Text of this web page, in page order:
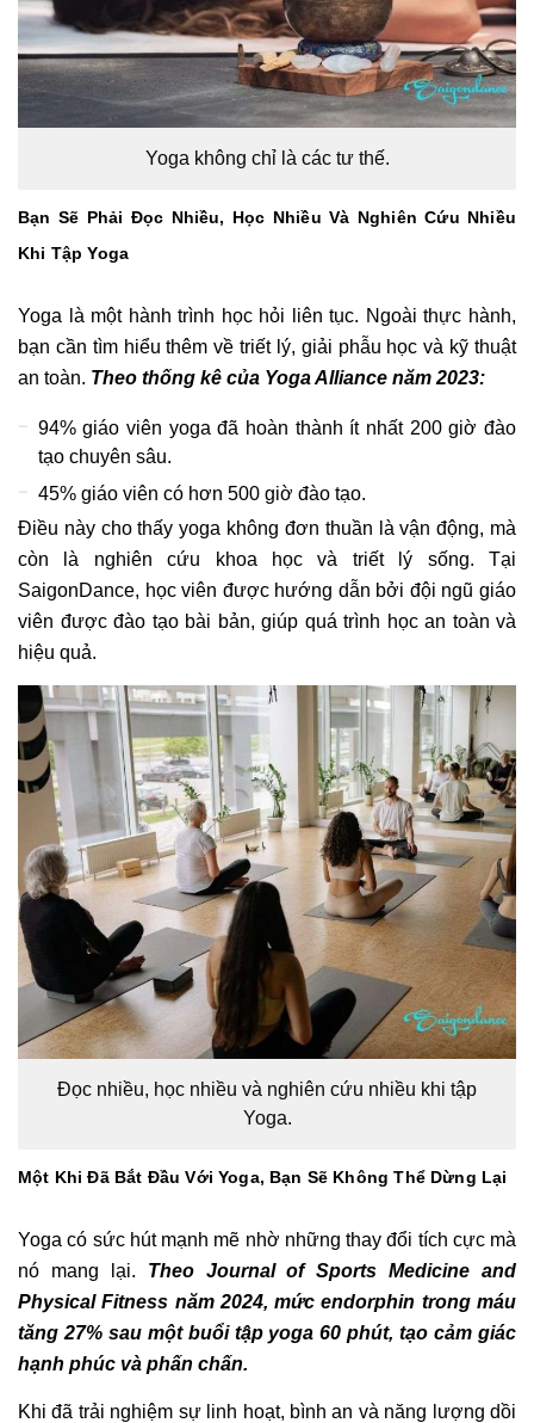
Yoga không chỉ là các tư thế.
Bạn Sẽ Phải Đọc Nhiều, Học Nhiều Và Nghiên Cứu Nhiều
Khi Tập Yoga
Yoga là một hành trình học hỏi liên tục. Ngoài thực hành,
bạn cần tìm hiểu thêm về triết lý, giải phẫu học và kỹ thuật
an toàn. Theo thống kê của Yoga Alliance năm 2023:
94% giáo viên yoga đã hoàn thành ít nhất 200 giờ đào
tạo chuyên sâu.
45% giáo viên có hơn 500 giờ đào tạo.
Điều này cho thấy yoga không đơn thuần là vận động, mà
còn là nghiên cứu khoa học và triết lý sống. Tại
SaigonDance, học viên được hướng dẫn bởi đội ngũ giáo
viên được đào tạo bài bản, giúp quá trình học an toàn và
hiệu quả.
Đọc nhiều, học nhiều và nghiên cứu nhiều khi tập
Yoga.
Một Khi Đã Bắt Đầu Với Yoga, Bạn Sẽ Không Thể Dừng Lại
Yoga có sức hút mạnh mẽ nhờ những thay đổi tích cực mà
nó mang lại. Theo Journal of Sports Medicine and
Physical Fitness năm 2024, mức endorphin trong máu
tăng 27% sau một buổi tập yoga 60 phút, tạo cảm giác
hạnh phúc và phấn chấn.
Khi đã trải nghiệm sự linh hoạt, bình an và năng lượng dồi